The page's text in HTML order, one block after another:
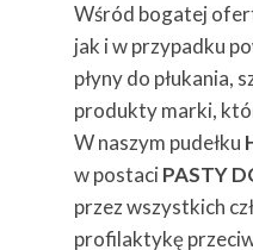
Wśród bogatej
jak i w przypadku
płyny do
produkty marki,
W naszym pudełku
w postaciPASTY
przez wszystkich
profilaktykę